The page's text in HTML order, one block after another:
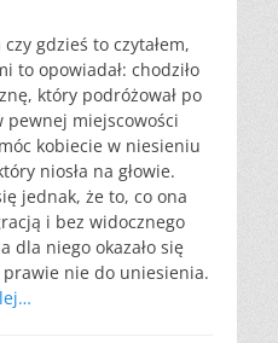
gdzieś to czytałem,
to opowiadał: chodziło
który podróżował po
pewnej miejscowości
kobiecie w niesieniu
niosła na głowie.
jednak, że to, co ona
i bez widocznego
dla niego okazało się
nie do uniesienia.